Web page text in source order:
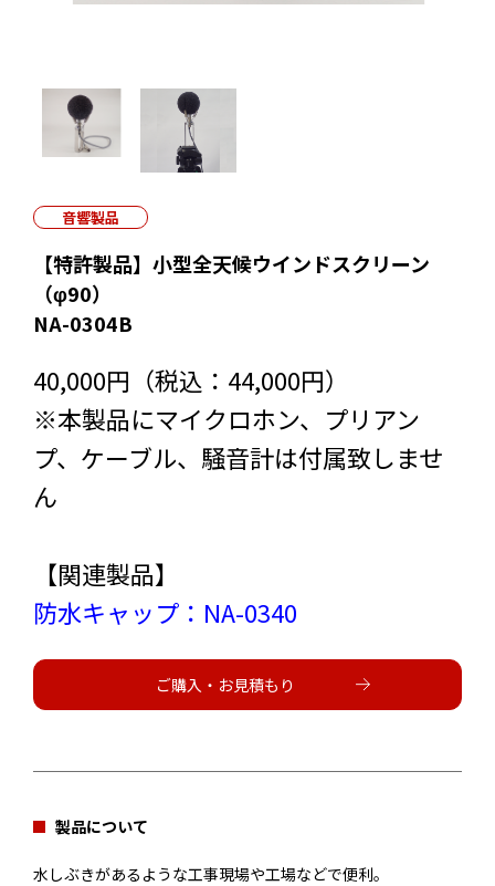
音響製品
【特許製品】小型全天候ウインドスクリーン
（φ90）
NA-0304B
40,000円（税込：44,000円）
※本製品にマイクロホン、プリアン
プ、ケーブル、騒音計は付属致しませ
ん
【関連製品】
防水キャップ：NA-0340
ご購入・お見積もり
製品について
水しぶきがあるような工事現場や工場などで便利。